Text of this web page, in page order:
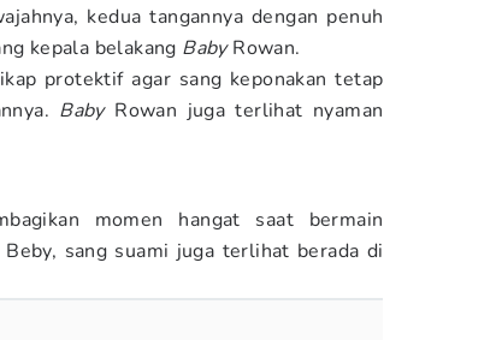
kedua tangannya dengan penuh
kepala belakang BabyRowan.
protektif agar sang keponakan tetap
BabyRowan juga terlihat nyaman
momen hangat saat bermain
sang suami juga terlihat berada di